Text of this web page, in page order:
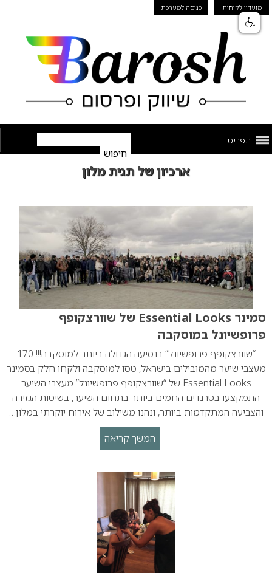
מועדון לקוחות כניסה למערכת
תפריט
ארכיון של תגית מלון
סמינר Essential Looks של שוורצקופף
פרופשיונל במוסקבה
“שוורצקופף פרופשיונל” בנסיעה הגדולה ביותר למוסקבה!!! 170
מעצבי שיער מהמובילים בישראל, טסו למוסקבה ולקחו חלק בסמינר
Essential Looks של “שוורצקופף פרופשיונל” מעצבי השיער
התמקצעו בטרנדים החמים ביותר בתחום השיער, בשיטות הגזירה
והצביעה המתקדמות ביותר, ונהנו משילוב של אירוח יוקרתי במלון…
המשך קריאה